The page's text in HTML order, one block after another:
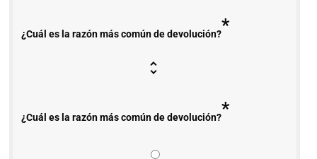
¿Cuál es la razón más común de devolución?*
¿Cuál es la razón más común de devolución?*